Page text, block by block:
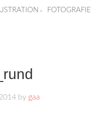
& FOTOGRAFIE
by gaa